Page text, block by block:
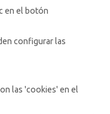
en el botón
configurar las
las 'cookies' en el